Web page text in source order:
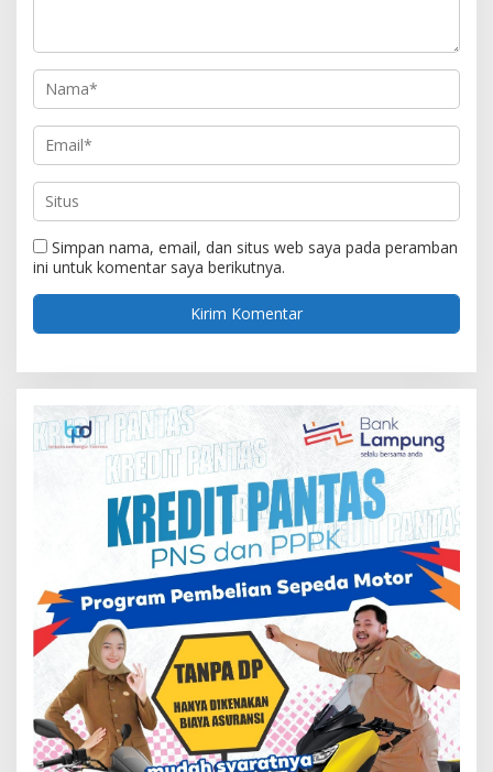
Simpan nama, email, dan situs web saya pada peramban
ini untuk komentar saya berikutnya.